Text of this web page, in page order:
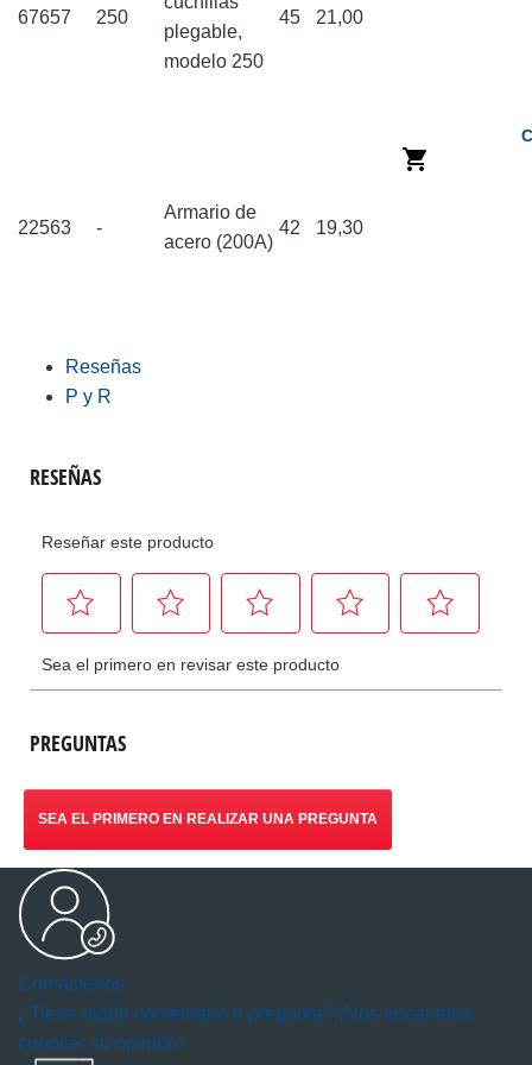
67657 250
plegable,
modelo 250
45 21,00
22563 -
Armario de
acero (200A)
42 19,30
Reseñas
P y R
PREGUNTAS
SEA EL PRIMERO EN REALIZAR UNA PREGUNTA
Contáctenos
¿Tiene algún comentario o pregunta? ¡Nos encantaría
conocer su opinión!